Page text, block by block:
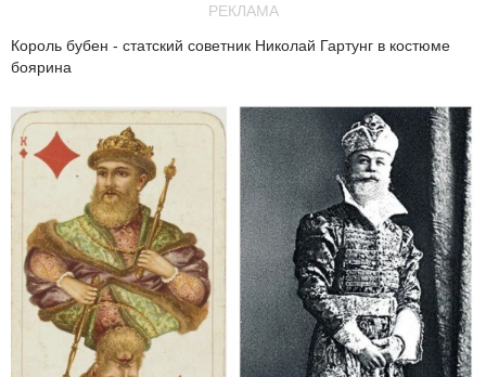
РЕКЛАМА
Король бубен - статский советник Николай Гартунг в костюме
боярина